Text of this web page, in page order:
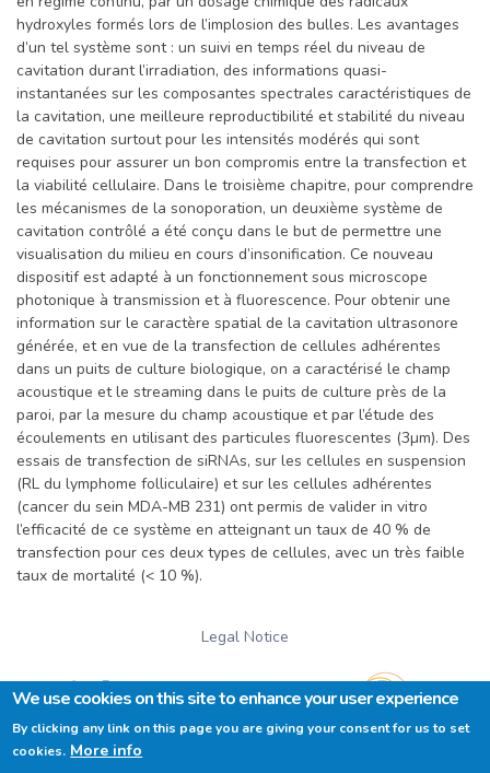
hydroxyles formés lors de l’implosion des bulles. Les avantages
d’un tel système sont : un suivi en temps réel du niveau de
cavitation durant l’irradiation, des informations quasi-
instantanées sur les composantes spectrales caractéristiques de
la cavitation, une meilleure reproductibilité et stabilité du niveau
de cavitation surtout pour les intensités modérés qui sont
requises pour assurer un bon compromis entre la transfection et
la viabilité cellulaire. Dans le troisième chapitre, pour comprendre
les mécanismes de la sonoporation, un deuxième système de
cavitation contrôlé a été conçu dans le but de permettre une
visualisation du milieu en cours d’insonification. Ce nouveau
dispositif est adapté à un fonctionnement sous microscope
photonique à transmission et à fluorescence. Pour obtenir une
information sur le caractère spatial de la cavitation ultrasonore
générée, et en vue de la transfection de cellules adhérentes
dans un puits de culture biologique, on a caractérisé le champ
acoustique et le streaming dans le puits de culture près de la
paroi, par la mesure du champ acoustique et par l’étude des
écoulements en utilisant des particules fluorescentes (3µm). Des
essais de transfection de siRNAs, sur les cellules en suspension
(RL du lymphome folliculaire) et sur les cellules adhérentes
(cancer du sein MDA-MB 231) ont permis de valider in vitro
l’efficacité de ce système en atteignant un taux de 40 % de
transfection pour ces deux types de cellules, avec un très faible
taux de mortalité (< 10 %).
Legal Notice
We use cookies on this site to enhance your user experience
By clicking any link on this page you are giving your consent for us to set
cookies. More info